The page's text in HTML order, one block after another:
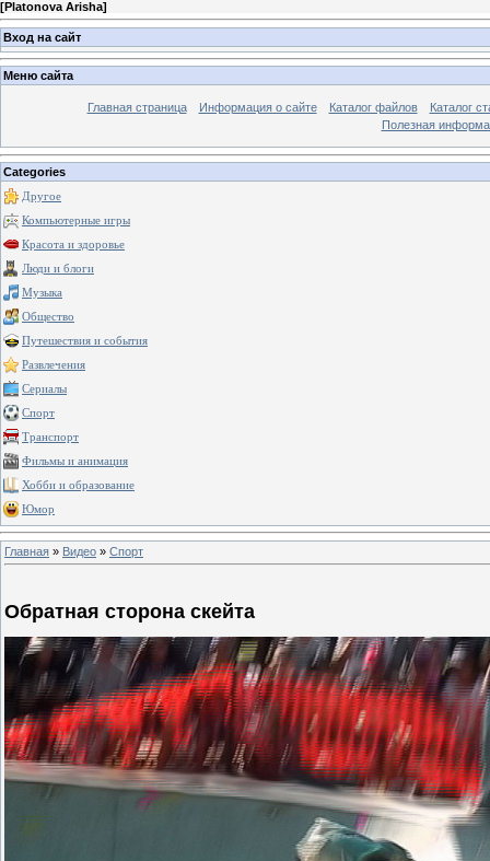
[Platonova Arisha]
Вход на сайт
Меню сайта
Главная страница Информация о сайте Каталог файлов
Каталог
Полезная
Categories
Другое
Компьютерные игры
Красота и здоровье
Люди и блоги
Музыка
Общество
Путешествия и события
Развлечения
Сериалы
Спорт
Транспорт
Фильмы и анимация
Хобби и образование
Юмор
Главная » Видео » Спорт
Обратная сторона скейта